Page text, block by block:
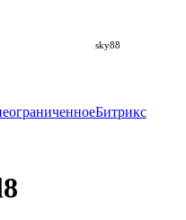
sky88
Битрикс